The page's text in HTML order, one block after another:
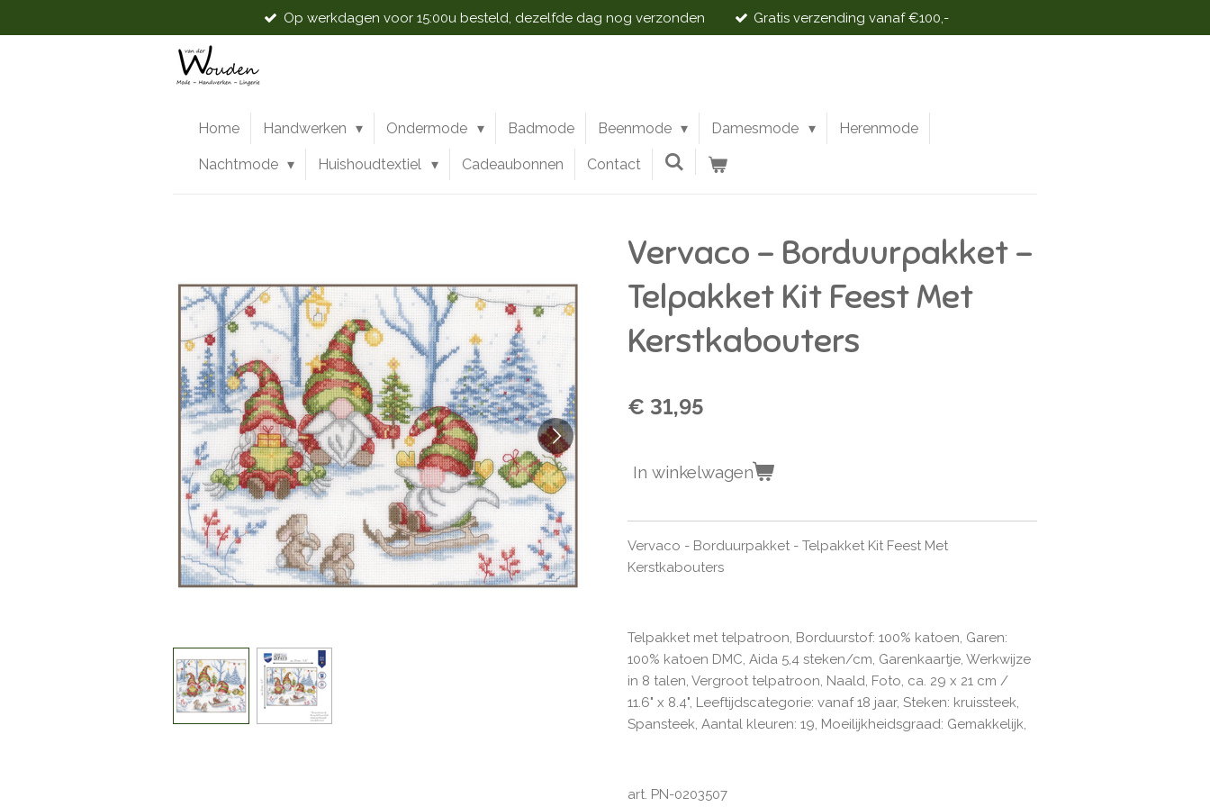
direct
Op werkdagen voor 15:00u besteld, dezelfde dag nog verzonden Gratis verzending vanaf €100,-
Home Handwerken Ondermode Badmode Beenmode Damesmode Herenmode
Nachtmode Huishoudtextiel Cadeaubonnen Contact
Vervaco - Borduurpakket -
Telpakket Kit Feest Met
Kerstkabouters
€ 31,95
In winkelwagen
Vervaco - Borduurpakket - Telpakket Kit Feest Met
Kerstkabouters
Telpakket met telpatroon, Borduurstof: 100% katoen, Garen:
100% katoen DMC, Aida 5,4 steken/cm, Garenkaartje, Werkwijze
in 8 talen, Vergroot telpatroon, Naald, Foto, ca. 29 x 21 cm /
11.6" x 8.4", Leeftijdscategorie: vanaf 18 jaar, Steken: kruissteek,
Spansteek, Aantal kleuren: 19, Moeilijkheidsgraad: Gemakkelijk,
art. PN-0203507